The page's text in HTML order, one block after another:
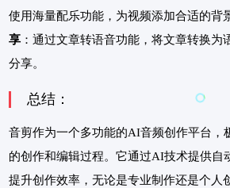
使用海量配乐功能，为视频添加合适的背
享 ：通过文章转语音功能，将文章转换为
分享。
总结：
音剪作为一个多功能的AI音频创作平台，
的创作和编辑过程。它通过AI技术提供自
提升创作效率，无论是专业制作还是个人